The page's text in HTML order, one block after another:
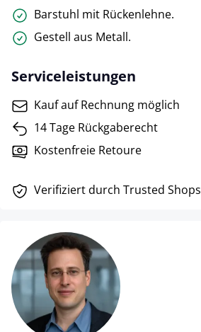
Barstuhl mit Rückenlehne.
Gestell aus Metall.
Serviceleistungen
Kauf auf Rechnung möglich
14 Tage Rückgaberecht
Kostenfreie Retoure
Verifiziert durch Trusted Shops